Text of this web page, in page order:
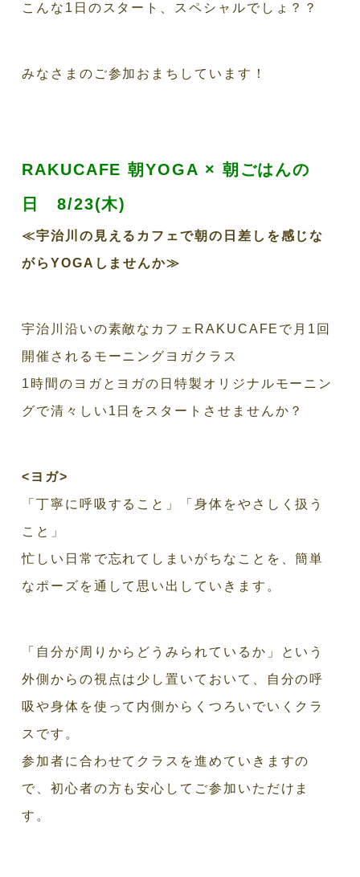
こんな1日のスタート、スペシャルでしょ？？
みなさまのご参加おまちしています！
RAKUCAFE朝YOGA × 朝ごはんの
日 8/23(木)
≪宇治川の見えるカフェで朝の日差しを感じな
がら YOGA しませんか≫
宇治川沿いの素敵なカフェRAKUCAFEで月1回
開催されるモーニングヨガクラス
1時間のヨガとヨガの日特製オリジナルモーニン
グで清々しい1日をスタートさせませんか？
< ヨガ>
「丁寧に呼吸すること」「身体をやさしく扱う
こと」
忙しい日常で忘れてしまいがちなことを、簡単
なポーズを通して思い出していきます。
「自分が周りからどうみられているか」という
外側からの視点は少し置いておいて、自分の呼
吸や身体を使って内側からくつろいでいくクラ
スです。
参加者に合わせてクラスを進めていきますの
で、初心者の方も安心してご参加いただけま
す。